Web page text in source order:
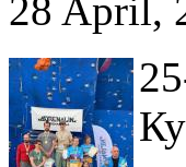
28 April,